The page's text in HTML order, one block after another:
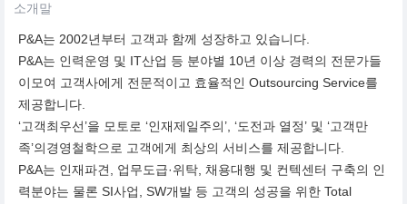
소개말
P&A는 2002년부터 고객과 함께 성장하고 있습니다.
P&A는 인력운영 및 IT산업 등 분야별 10년 이상 경력의 전문가들
이모여 고객사에게 전문적이고 효율적인 Outsourcing Service를
제공합니다.
‘고객최우선’을 모토로 ‘인재제일주의’, ‘도전과 열정’ 및 ‘고객만
족’의경영철학으로 고객에게 최상의 서비스를 제공합니다.
P&A는 인재파견, 업무도급·위탁, 채용대행 및 컨텍센터 구축의 인
력분야는 물론 SI사업, SW개발 등 고객의 성공을 위한 Total